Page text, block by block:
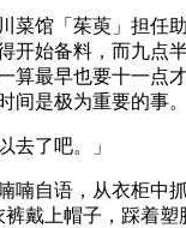
菜馆「茱萸」担任
开始备料，而九点
算最早也要十一点
间是极为重要的事。
去了吧。」
喃自语，从衣柜中
戴上帽子，踩着塑